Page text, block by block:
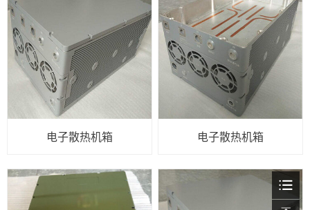
电子散热机箱 电子散热机箱